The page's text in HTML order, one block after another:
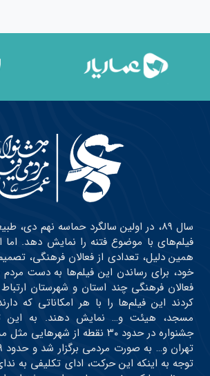
سال ۸۹، در اولین سالگرد حماسه نهم دی،
فیلم‌های با موضوع فتنه را نمایش دهد. اما
همین دلیل، تعدادی از فعالان فرهنگی،
خود، برای رساندن این فیلم‌ها به دست مردم
فعالان فرهنگی چند استان و شهرستان
کردند این فیلم‌ها را با هر امکاناتی که
مسجد، هیئت و… نمایش دهند. به این
جشنواره در حدود ۳۰ نقطه از
توجه به اینکه این حرکت، ادای تکلیفی به